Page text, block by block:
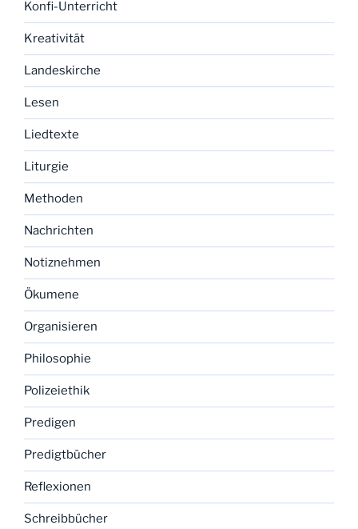
Konfi-Unterricht
Kreativität
Landeskirche
Lesen
Liedtexte
Liturgie
Methoden
Nachrichten
Notiznehmen
Ökumene
Organisieren
Philosophie
Polizeiethik
Predigen
Predigtbücher
Reflexionen
Schreibbücher